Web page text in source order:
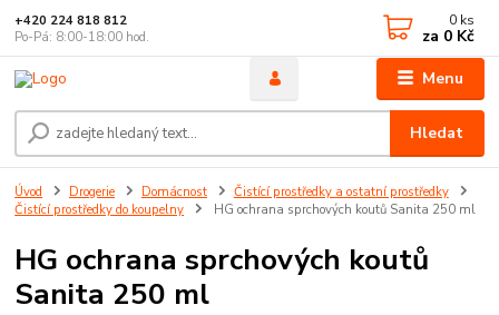
Menu
Hledat
+420 224 818 812
Po-Pá: 8:00-18:00 hod.
0 ks
za 0 Kč
Úvod Drogerie Domácnost
Čistící prostředky a ostatní prostředky
Čistící prostředky do koupelny
HG ochrana sprchových koutů Sanita 250 ml
HG ochrana sprchových koutů
Sanita 250 ml